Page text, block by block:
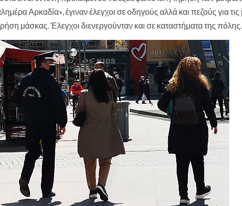
Αρκαδία», έγιναν έλεγχοι σε οδηγούς αλλά και πεζούς για τις
μάσκας. Έλεγχοι διενεργούνταν και σε καταστήματα της πόλης.